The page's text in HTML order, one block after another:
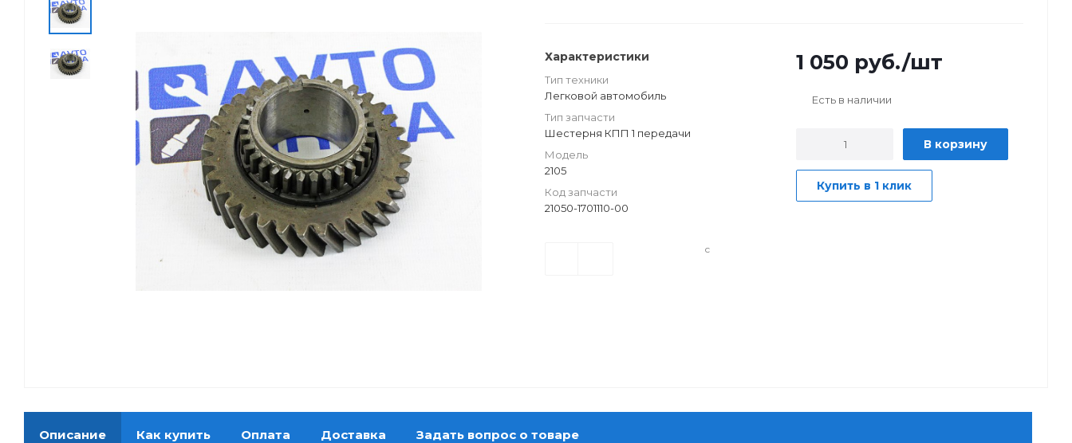
Характеристики
Тип техники
Легковой автомобиль
Тип запчасти
Шестерня КПП 1 передачи
Модель
2105
Код запчасти
21050-1701110-00
1 050 руб./шт
Есть в наличии
В корзину
Купить в 1 клик
с
Описание Как купить Оплата Доставка Задать вопрос о товаре